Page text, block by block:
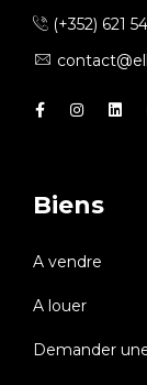
(+352) 621
Biens
A vendre
A louer
Demander